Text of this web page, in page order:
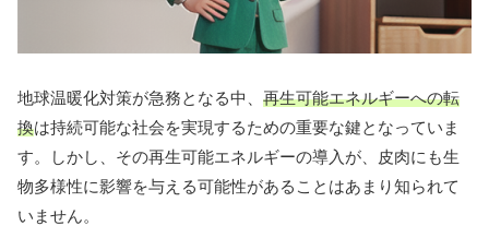
地球温暖化対策が急務となる中、 再生可能エネルギーへの転
換は持続可能な社会を実現するための重要な鍵となっていま
す。しかし、その再生可能エネルギーの導入が、皮肉にも生
物多様性に影響を与える可能性があることはあまり知られて
いません。